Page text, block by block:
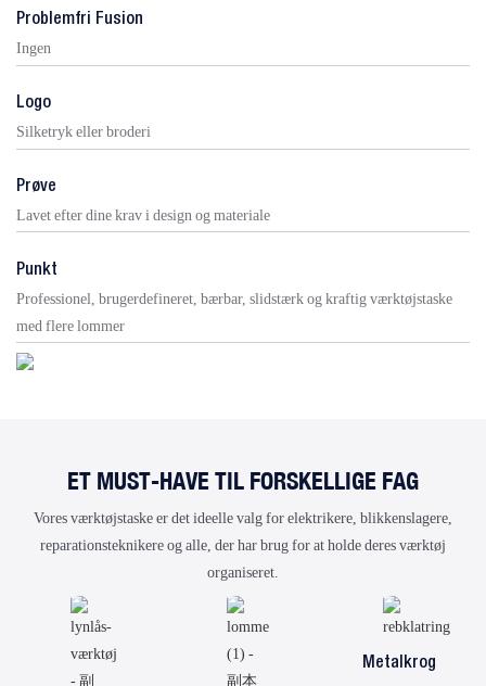
Problemfri Fusion
Ingen
Logo
Silketryk eller broderi
Prøve
Lavet efter dine krav i design og materiale
Punkt
Professionel, brugerdefineret, bærbar, slidstærk og kraftig værktøjstaske
med flere lommer
ET MUST-HAVE TIL FORSKELLIGE FAG
Vores værktøjstaske er det ideelle valg for elektrikere, blikkenslagere,
reparationsteknikere og alle, der har brug for at holde deres værktøj
organiseret.
Metalkrog